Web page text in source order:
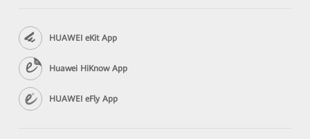
HUAWEI eKit App
Huawei HiKnow App
HUAWEI eFly App